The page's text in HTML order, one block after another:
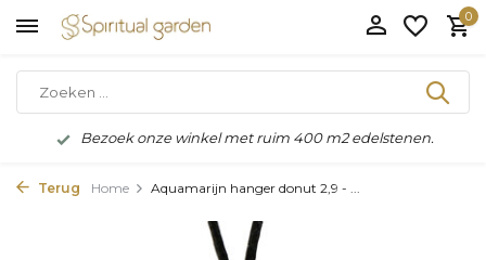
0
Bezoek onze winkel met ruim 400 m2 edelstenen.
Terug Home Aquamarijn hanger donut 2,9 - ...